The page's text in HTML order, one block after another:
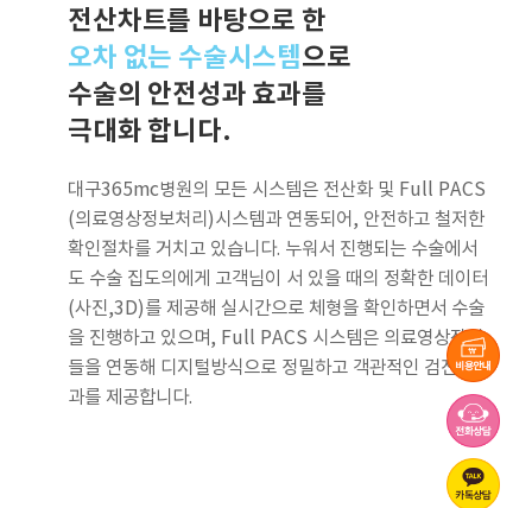
전산차트를 바탕으로 한
오차 없는 수술시스템으로
수술의 안전성과 효과를
극대화 합니다.
대구365mc병원의 모든 시스템은 전산화 및 Full PACS
(의료영상정보처리)시스템과 연동되어, 안전하고 철저한
확인절차를 거치고 있습니다. 누워서 진행되는 수술에서
도 수술 집도의에게 고객님이 서 있을 때의 정확한 데이터
(사진,3D)를 제공해 실시간으로 체형을 확인하면서 수술
을 진행하고 있으며, Full PACS 시스템은 의료영상장비
들을 연동해 디지털방식으로 정밀하고 객관적인 검진결
과를 제공합니다.